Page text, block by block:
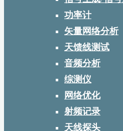
功率计
矢量网络分析
天馈线测试
音频分析
综测仪
网络优化
射频记录
天线探头